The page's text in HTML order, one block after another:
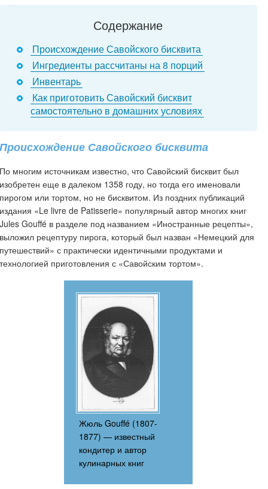
Содержание
Происхождение Савойского бисквита
Ингредиенты рассчитаны на 8 порций
Инвентарь
Как приготовить Савойский бисквит
самостоятельно в домашних условиях
Происхождение Савойского бисквита
По многим источникам известно, что Савойский бисквит был
изобретен еще в далеком 1358 году, но тогда его именовали
пирогом или тортом, но не бисквитом. Из поздних публикаций
издания «Le livre de Patisserie» популярный автор многих книг
Jules Gouffé в разделе под названием «Иностранные рецепты»,
выложил рецептуру пирога, который был назван «Немецкий для
путешествий» с практически идентичными продуктами и
технологией приготовления с «Савойским тортом».
Жюль Gouffé (1807-
1877) — известный
кондитер и автор
кулинарных книг